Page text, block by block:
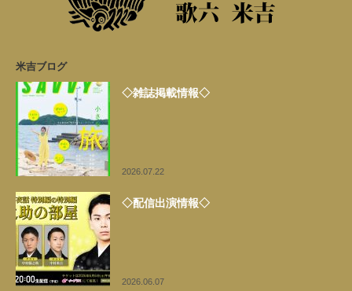
米吉ブログ
◇雑誌掲載情報◇
2026.07.22
◇配信出演情報◇
2026.06.07